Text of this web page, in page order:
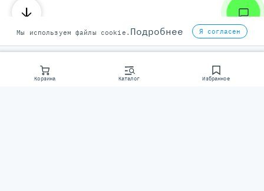
Корзина Каталог Избранное
Мы используем файлы cookie. Подробнее Я согласен